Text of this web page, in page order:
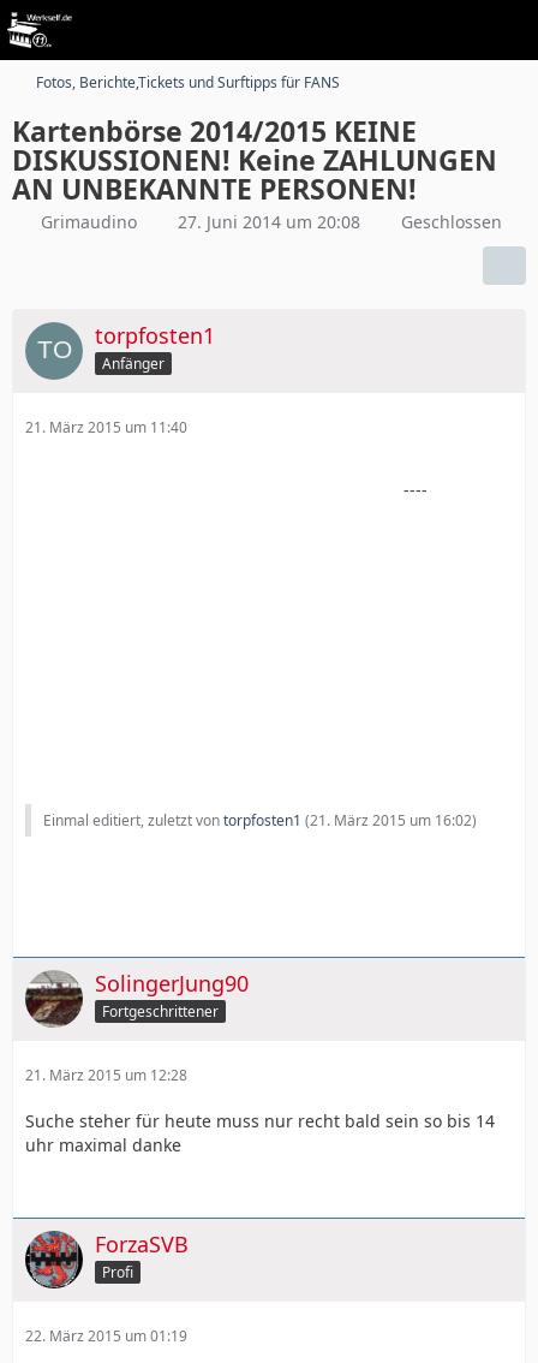
Fotos, Berichte,Tickets und Surftipps für FANS
Kartenbörse 2014/2015 KEINE
DISKUSSIONEN! Keine ZAHLUNGEN
AN UNBEKANNTE PERSONEN!
Grimaudino 27. Juni 2014 um 20:08 Geschlossen
torpfosten1
Anfänger
21. März 2015 um 11:40
----
Einmal editiert, zuletzt vontorpfosten1 (21. März 2015 um 16:02)
SolingerJung90
Fortgeschrittener
21. März 2015 um 12:28
Suche steher für heute muss nur recht bald sein so bis 14
uhr maximal danke
ForzaSVB
Profi
22. März 2015 um 01:19